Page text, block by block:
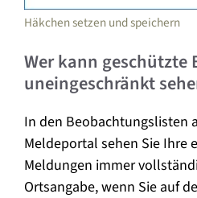
Häkchen setzen und speichern
Wer kann geschützte
uneingeschränkt
In den Beobachtungslisten
Meldeportal sehen Sie Ihre
Meldungen immer
Ortsangabe, wenn Sie auf